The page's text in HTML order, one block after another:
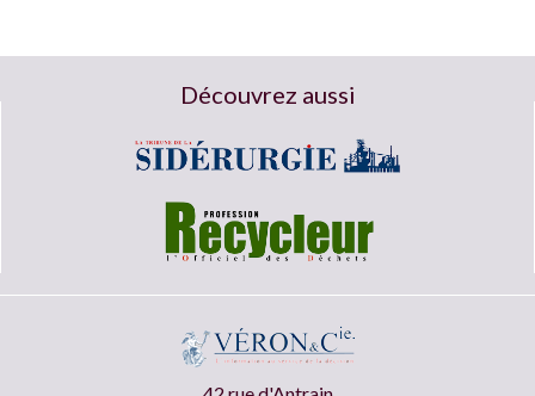
Découvrez aussi